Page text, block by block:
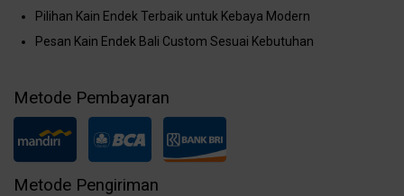
Pilihan Kain Endek Terbaik untuk Kebaya Modern
Pesan Kain Endek Bali Custom Sesuai Kebutuhan
Metode Pembayaran
Metode Pengiriman